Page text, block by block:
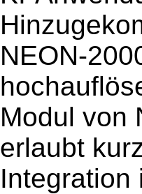
NEON-
Modul von
erlaubt
Integration